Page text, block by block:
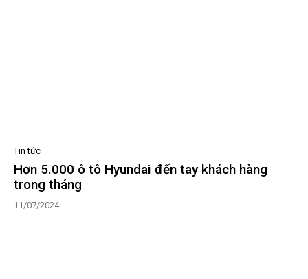
Tin tức
Hơn 5.000 ô tô Hyundai đến tay khách hàng
trong tháng
11/07/2024